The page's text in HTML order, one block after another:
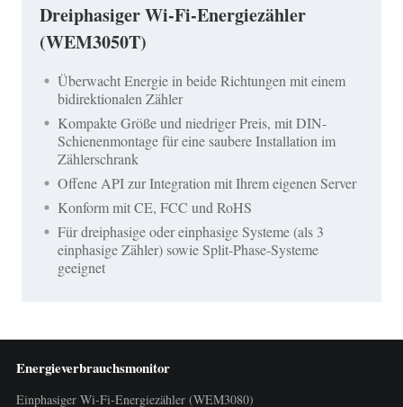
Dreiphasiger Wi-Fi-Energiezähler
(WEM3050T)
Überwacht Energie in beide Richtungen mit einem
bidirektionalen Zähler
Kompakte Größe und niedriger Preis, mit DIN-
Schienenmontage für eine saubere Installation im
Zählerschrank
Offene API zur Integration mit Ihrem eigenen Server
Konform mit CE, FCC und RoHS
Für dreiphasige oder einphasige Systeme (als 3
einphasige Zähler) sowie Split-Phase-Systeme
geeignet
Energieverbrauchsmonitor
Einphasiger Wi-Fi-Energiezähler (WEM3080)